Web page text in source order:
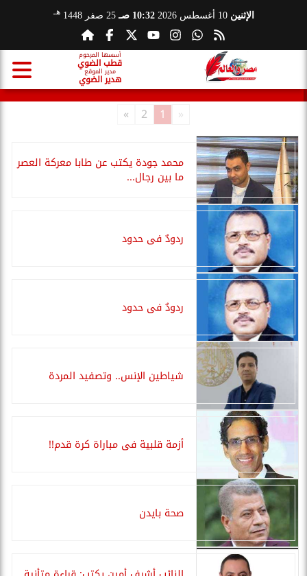
الإثنين 10 أغسطس 2026 10:32 صـ 25 صفر 1448 هـ
أسسها المرحوم
قطب الضوي
مدير الموقع
هدير الضوي
«
1
2
»
محمد جودة يكتب عن طابا معركة العصر
ما بين رجال...
ردودٌ فى حدود
ردودٌ فى حدود
شياطين الإنس.. وتصفيد المردة
أزمة قلبية فى مباراة كرة قدم!!
صحة بايدن